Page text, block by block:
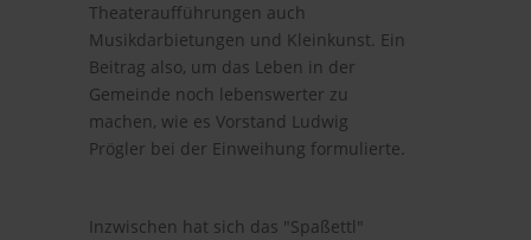
Theateraufführungen auch
Musikdarbietungen und Kleinkunst. Ein
Beitrag also, um das Leben in der
Gemeinde noch lebenswerter zu
machen, wie es Vorstand Ludwig
Prögler bei der Einweihung formulierte.
Inzwischen hat sich das "Spaßettl"